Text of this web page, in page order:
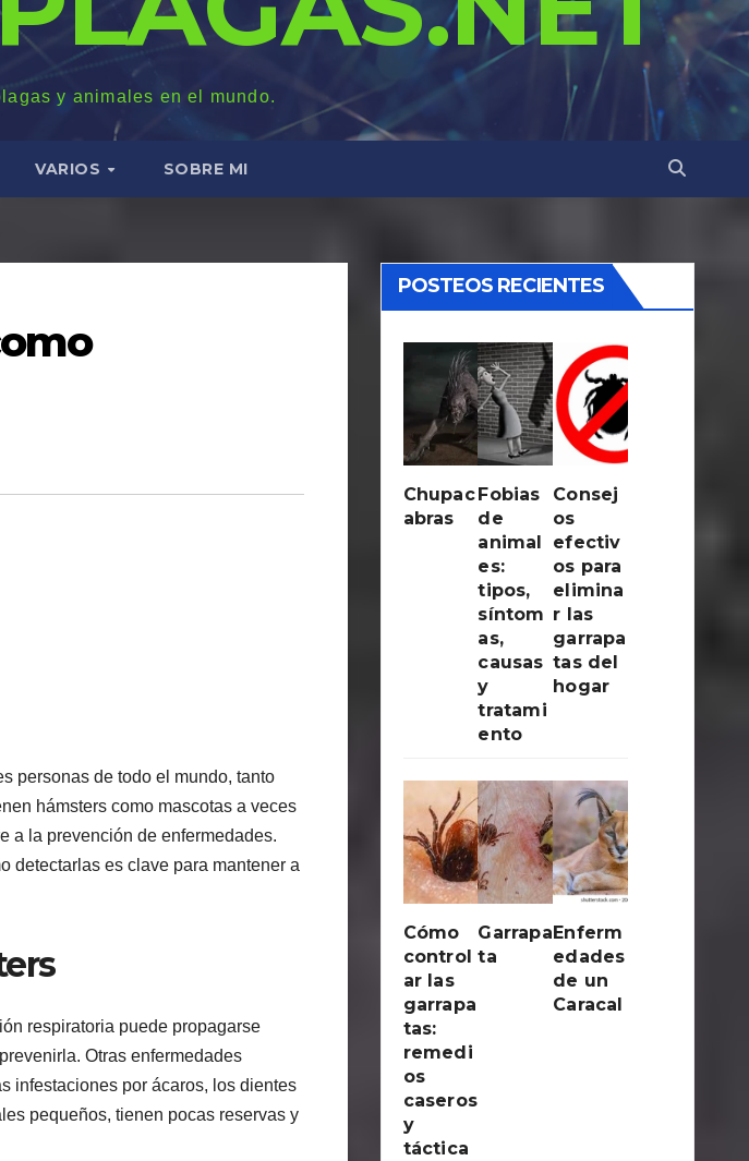
y animales en el mundo.
VARIOS SOBRE MI
personas de todo el mundo, tanto
hámsters como mascotas a veces
a la prevención de enfermedades.
detectarlas es clave para mantener a
respiratoria puede propagarse
Otras enfermedades
infestaciones por ácaros, los dientes
pequeños, tienen pocas reservas y
POSTEOS RECIENTES
Chupac
abras
Fobias
de
animal
es:
tipos,
síntom
as,
causas
y
tratami
ento
Consej
os
efectiv
os para
elimina
r las
garrapa
tas del
hogar
Cómo
control
ar las
garrapa
tas:
remedi
os
caseros
y
táctica
Garrapa
ta
Enferm
edades
de un
Caracal